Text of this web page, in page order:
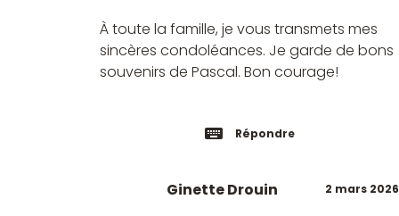
À toute la famille, je vous transmets mes
sincères condoléances. Je garde de bons
souvenirs de Pascal. Bon courage!
Répondre
2 mars 2026
Ginette Drouin